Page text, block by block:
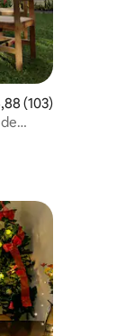
promedio:
(103)